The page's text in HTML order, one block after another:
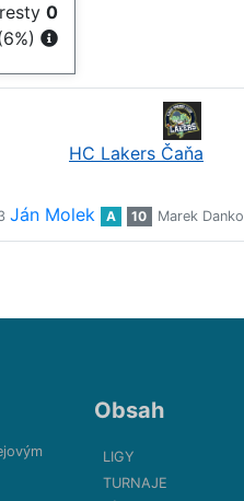
0
HC Lakers Čaňa
Ján Molek A 10 Marek Danko
Obsah
LIGY
TURNAJE